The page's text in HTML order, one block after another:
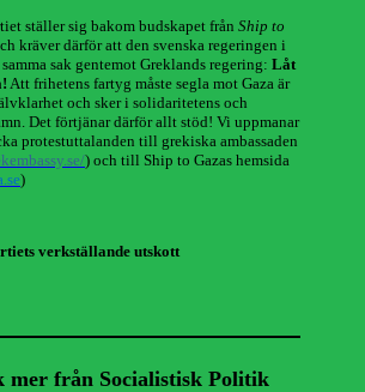
ställer sig bakom budskapet från Ship to
kräver därför att den svenska regeringen i
sak gentemot Greklands regering: Låt
Att frihetens fartyg måste segla mot Gaza är
och sker i solidaritetens och
Det förtjänar därför allt stöd! Vi uppmanar
protestuttalanden till grekiska ambassaden
) och till Ship to Gazas hemsida
)
verkställande utskott
mer från Socialistisk Politik